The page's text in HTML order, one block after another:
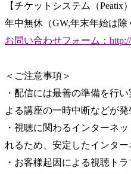
【チケットシステム（Peatix
年中無休（GW,年末年始は除
お問い合わせフォーム：http://
＜ご注意事項＞
・配信には最善の準備を行
よる講座の一時中断などが
・視聴に関わるインターネ
れるため、安定したインター
・お客様起因による視聴ト